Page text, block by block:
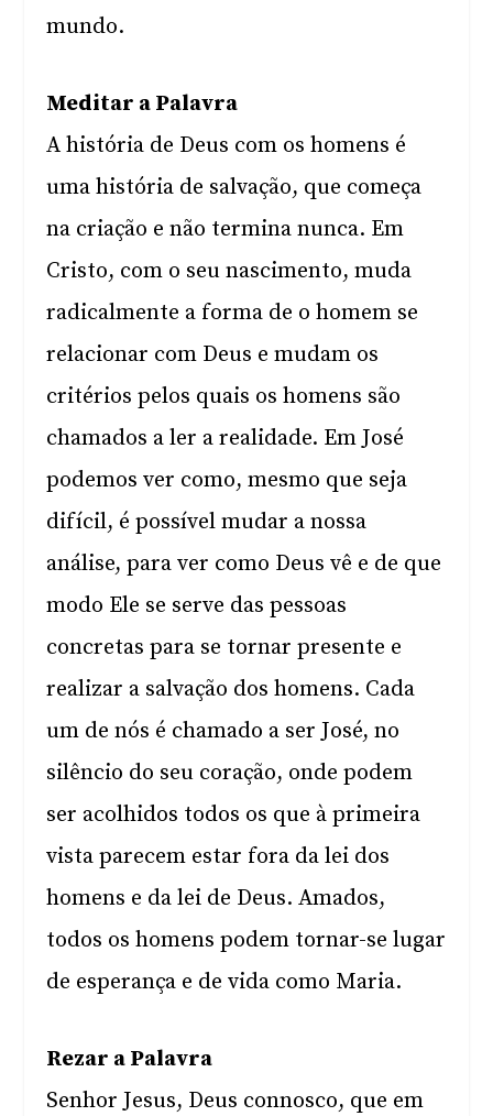
mundo.
Meditar a Palavra
A história de Deus com os homens é
uma história de salvação, que começa
na criação e não termina nunca. Em
Cristo, com o seu nascimento, muda
radicalmente a forma de o homem se
relacionar com Deus e mudam os
critérios pelos quais os homens são
chamados a ler a realidade. Em José
podemos ver como, mesmo que seja
difícil, é possível mudar a nossa
análise, para ver como Deus vê e de que
modo Ele se serve das pessoas
concretas para se tornar presente e
realizar a salvação dos homens. Cada
um de nós é chamado a ser José, no
silêncio do seu coração, onde podem
ser acolhidos todos os que à primeira
vista parecem estar fora da lei dos
homens e da lei de Deus. Amados,
todos os homens podem tornar-se lugar
de esperança e de vida como Maria.
Rezar a Palavra
Senhor Jesus, Deus connosco, que em